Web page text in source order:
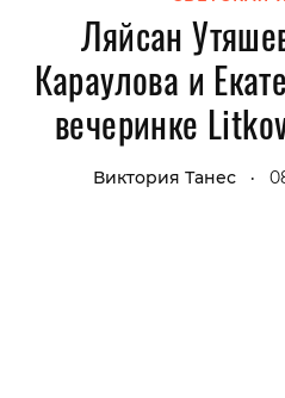
СПЕЦПРОЕКТЫ
ИНТЕРВЬЮ
ПОКОЛЕНИЕ
Ляйсан
Караулова и
вечеринке
Виктория Танес •